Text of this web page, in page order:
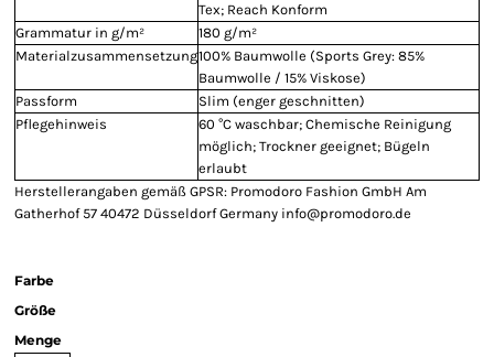
Tex; Reach Konform
Grammatur in g/m²
180 g/m²
Materialzusammensetzung100% Baumwolle (Sports Grey: 85%
Baumwolle / 15% Viskose)
Passform
Slim (enger geschnitten)
Pflegehinweis
60 °C waschbar; Chemische Reinigung
möglich; Trockner geeignet; Bügeln
erlaubt
Herstellerangaben gemäß GPSR: Promodoro Fashion GmbH Am
Gatherhof 57 40472 Düsseldorf Germany info@promodoro.de
Farbe
Größe
Menge